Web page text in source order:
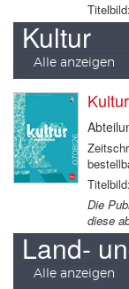
Kultur
Alle anzeigen
Die
diese
Land-
Alle anzeigen